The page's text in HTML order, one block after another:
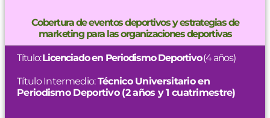
Cobertura de eventos deportivos y estrategias de
marketing para las organizaciones deportivas
Título:Licenciado en Periodismo Deportivo(4 años)
Título Intermedio:Técnico Universitario en
Periodismo Deportivo (2 años y 1 cuatrimestre)